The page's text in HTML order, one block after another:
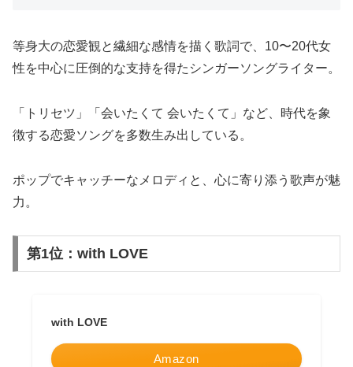
等身大の恋愛観と繊細な感情を描く歌詞で、10〜20代女
性を中心に圧倒的な支持を得たシンガーソングライター。
「トリセツ」「会いたくて 会いたくて」など、時代を象
徴する恋愛ソングを多数生み出している。
ポップでキャッチーなメロディと、心に寄り添う歌声が魅
力。
第1位：with LOVE
with LOVE
Amazon